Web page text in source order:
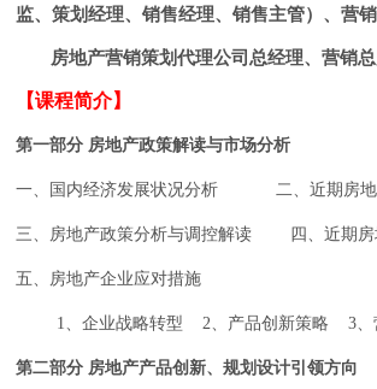
监、策划经理、销售经理、销售主管）、营销
房地产营销策划代理公司总经理、营销
【课程简介】
第一部分 房地产政策解读与市场分析
一、国内经济发展状况分析 二、近期房
三、房地产政策分析与调控解读 四、近期
五、房地产企业应对措施
1、企业战略转型 2、产品创新策略 3
第二部分 房地产产品创新、规划设计引领方向